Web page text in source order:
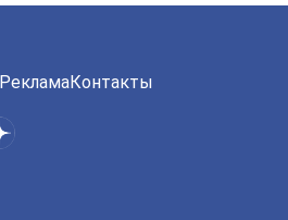
РекламаКонтакты